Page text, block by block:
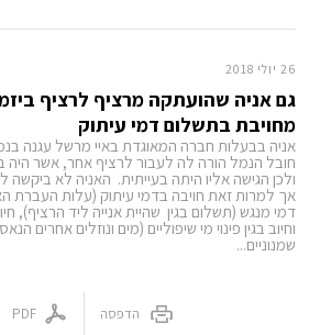
26 יולי 2018
גם אניה שהועתקה מרציף לרציף
מחויבת בתשלום דמי עיתוק
אניה בבעלות חברה המאוגדת באיי מרשל עגנה
חובל הנמל הורה לה לעבור לרציף אחר, אשר היה
ולכן הגישה אליו היתה בעייתית. האניה לא
אך למרות זאת חויבה בדמי עיתוק (עלות העברת
דמי מנגש (תשלום בגין שהיית אנייה ליד הרציף),
וחיוב בגין פינוי מי שיפוליים (מים ונוזלים אחרים
שמנוניים...
הדפסה PDF